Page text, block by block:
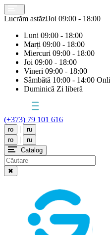
Lucrăm astăziJoi 09:00 - 18:00
Luni 09:00 - 18:00
Marți 09:00 - 18:00
Miercuri 09:00 - 18:00
Joi 09:00 - 18:00
Vineri 09:00 - 18:00
Sâmbătă 10:00 - 14:00
Duminică Zi liberă
(+373) 79 101 616
ro |
ru
ro
|
ru
Catalog
✖